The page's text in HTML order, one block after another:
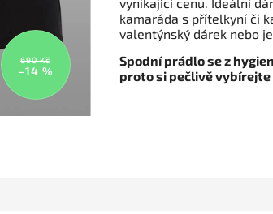
690 Kč
–14 %
kamaráda s přítelkyní či
valentýnský dárek nebo
Spodní prádlo se z
proto si pečlivě